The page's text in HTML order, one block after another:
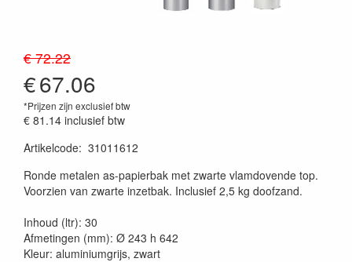
€ 72.22
€67.06
*Prijzen zijn exclusief btw
€ 81.14 inclusief btw
Artikelcode: 31011612
Ronde metalen as-papierbak met zwarte vlamdovende top.
Voorzien van zwarte inzetbak. Inclusief 2,5 kg doofzand.
Inhoud (ltr): 30
Afmetingen (mm): Ø 243 h 642
Kleur: aluminiumgrijs, zwart